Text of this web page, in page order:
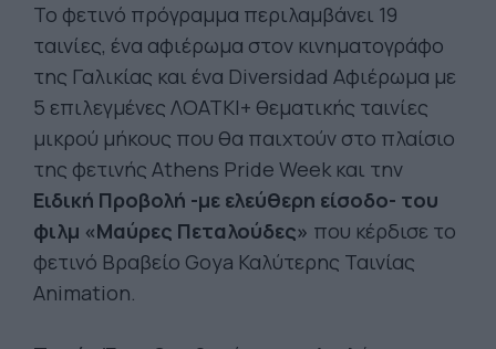
Το φετινό πρόγραμμα περιλαμβάνει 19
ταινίες, ένα αφιέρωμα στον κινηματογράφο
της Γαλικίας και ένα Diversidad Αφιέρωμα με
5 επιλεγμένες ΛΟΑΤΚΙ+ θεματικής ταινίες
μικρού μήκους που θα παιχτούν στο πλαίσιο
της φετινής Athens Pride Week και την
Ειδική Προβολή -με ελεύθερη είσοδο- του
φιλμ «Μαύρες Πεταλούδες» που κέρδισε το
φετινό Βραβείο Goya Καλύτερης Ταινίας
Animation.